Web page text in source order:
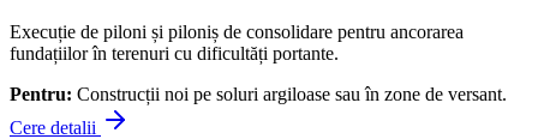
Execuție de piloni și piloniș de consolidare pentru ancorarea
fundațiilor în terenuri cu dificultăți portante.
Pentru: Construcții noi pe soluri argiloase sau în zone de versant.
Cere detalii